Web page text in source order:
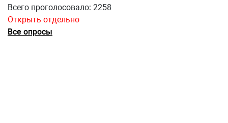
Всего проголосовало: 2258
Открыть отдельно
Все опросы